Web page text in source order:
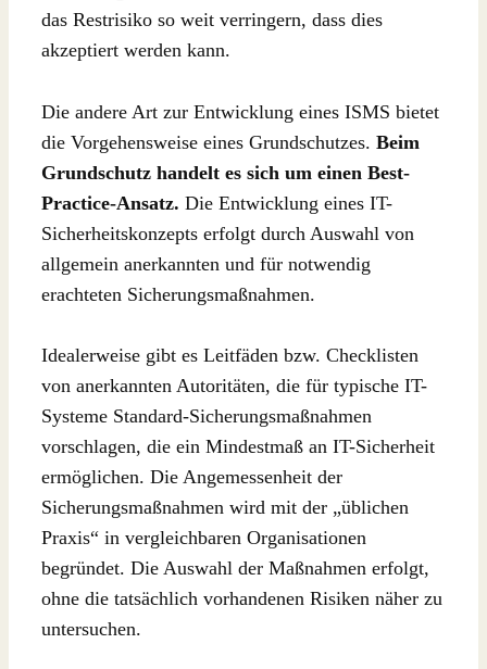
das Restrisiko so weit verringern, dass dies
akzeptiert werden kann.
Die andere Art zur Entwicklung eines ISMS bietet
die Vorgehensweise eines Grundschutzes. Beim
Grundschutz handelt es sich um einen Best-
Practice-Ansatz. Die Entwicklung eines IT-
Sicherheitskonzepts erfolgt durch Auswahl von
allgemein anerkannten und für notwendig
erachteten Sicherungsmaßnahmen.
Idealerweise gibt es Leitfäden bzw. Checklisten
von anerkannten Autoritäten, die für typische IT-
Systeme Standard-Sicherungsmaßnahmen
vorschlagen, die ein Mindestmaß an IT-Sicherheit
ermöglichen. Die Angemessenheit der
Sicherungsmaßnahmen wird mit der „üblichen
Praxis“ in vergleichbaren Organisationen
begründet. Die Auswahl der Maßnahmen erfolgt,
ohne die tatsächlich vorhandenen Risiken näher zu
untersuchen.